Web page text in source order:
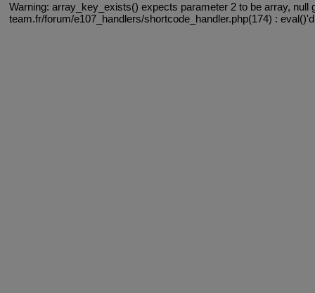
Warning: array_key_exists() expects parameter 2 to be array, null
team.fr/forum/e107_handlers/shortcode_handler.php(174) :